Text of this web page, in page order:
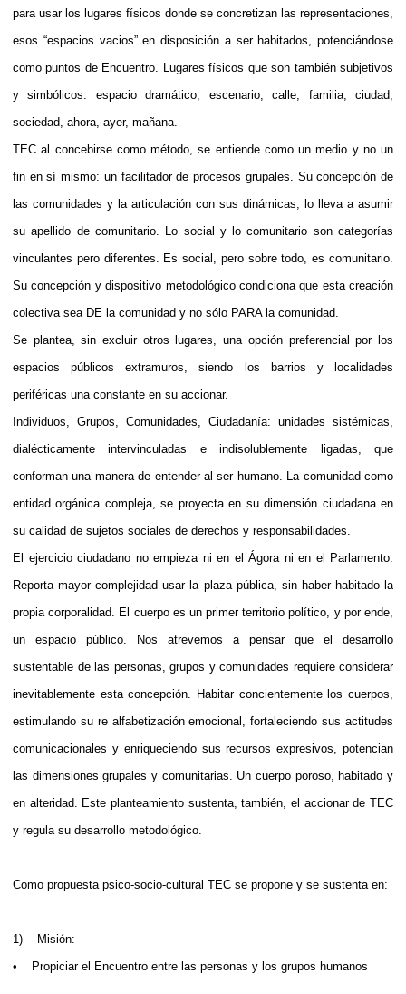
para usar los lugares físicos donde se concretizan las representaciones,
esos “espacios vacios” en disposición a ser habitados, potenciándose
como puntos de Encuentro. Lugares físicos que son también subjetivos
y simbólicos: espacio dramático, escenario, calle, familia, ciudad,
sociedad, ahora, ayer, mañana.
TEC al concebirse como método, se entiende como un medio y no un
fin en sí mismo: un facilitador de procesos grupales. Su concepción de
las comunidades y la articulación con sus dinámicas, lo lleva a asumir
su apellido de comunitario. Lo social y lo comunitario son categorías
vinculantes pero diferentes. Es social, pero sobre todo, es comunitario.
Su concepción y dispositivo metodológico condiciona que esta creación
colectiva sea DE la comunidad y no sólo PARA la comunidad.
Se plantea, sin excluir otros lugares, una opción preferencial por los
espacios públicos extramuros, siendo los barrios y localidades
periféricas una constante en su accionar.
Individuos, Grupos, Comunidades, Ciudadanía: unidades sistémicas,
dialécticamente intervinculadas e indisolublemente ligadas, que
conforman una manera de entender al ser humano. La comunidad como
entidad orgánica compleja, se proyecta en su dimensión ciudadana en
su calidad de sujetos sociales de derechos y responsabilidades.
El ejercicio ciudadano no empieza ni en el Ágora ni en el Parlamento.
Reporta mayor complejidad usar la plaza pública, sin haber habitado la
propia corporalidad. El cuerpo es un primer territorio político, y por ende,
un espacio público. Nos atrevemos a pensar que el desarrollo
sustentable de las personas, grupos y comunidades requiere considerar
inevitablemente esta concepción. Habitar concientemente los cuerpos,
estimulando su re alfabetización emocional, fortaleciendo sus actitudes
comunicacionales y enriqueciendo sus recursos expresivos, potencian
las dimensiones grupales y comunitarias. Un cuerpo poroso, habitado y
en alteridad. Este planteamiento sustenta, también, el accionar de TEC
y regula su desarrollo metodológico.
Como propuesta psico-socio-cultural TEC se propone y se sustenta en:
1) Misión:
• Propiciar el Encuentro entre las personas y los grupos humanos